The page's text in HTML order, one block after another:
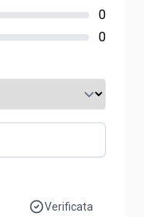
0
0
Verificata